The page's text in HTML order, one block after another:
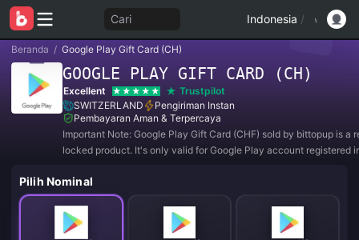
Cari Indonesia /
Beranda / Google Play Gift Card (CH)
GOOGLE PLAY GIFT CARD (CH)
Excellent
Trustpilot
SWITZERLAND
Pengiriman Instan
Pembayaran Aman & Terpercaya
Important Note: Google Play Gift Card (CHF) sold by bittopup is a
locked product. It's only valid for Google Play account registered
RETURNABLE.
Pilih Nominal